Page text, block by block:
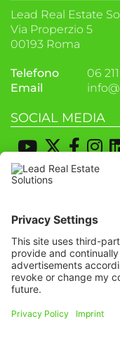
Lead Real Estate
Via Properzio 5
00193 Roma
Telefono
06
Email
SOCIAL MEDIA
POSIZIONE &
PERCORSO
We need
We use
your
Iscriviti
Iscriviti oggi
a scoprire